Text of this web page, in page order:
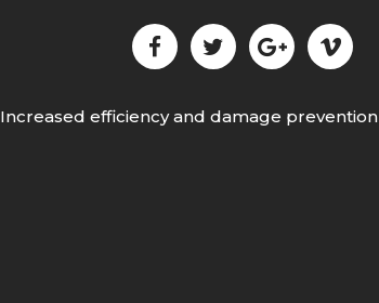
Increased efficiency and damage